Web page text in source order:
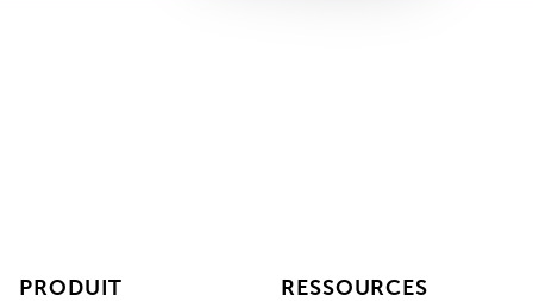
PRODUIT RESSOURCES